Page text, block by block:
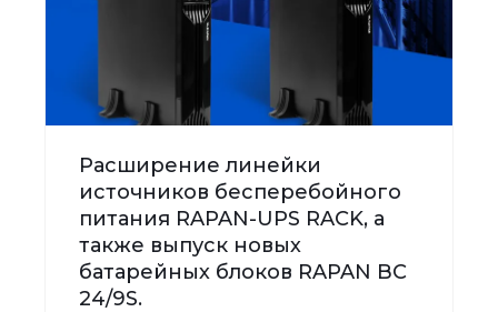
Расширение линейки
источников бесперебойного
питания RAPAN-UPS RACK, а
также выпуск новых
батарейных блоков RAPAN BC
24/9S.